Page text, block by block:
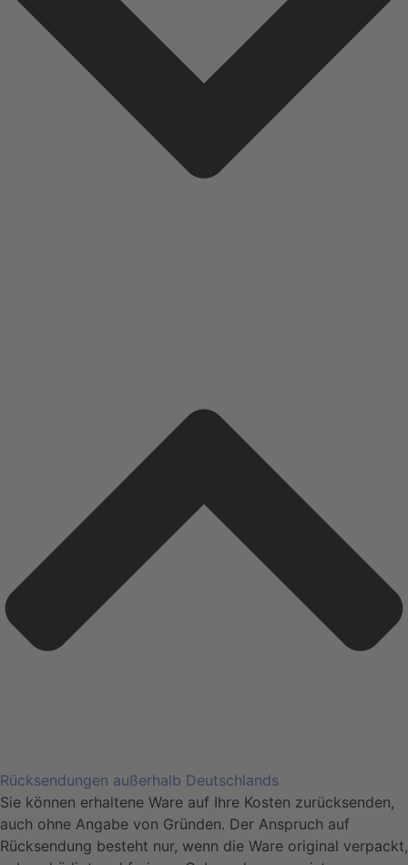
Rücksendungen außerhalb Deutschlands
Sie können erhaltene Ware auf Ihre Kosten zurücksenden,
auch ohne Angabe von Gründen. Der Anspruch auf
Rücksendung besteht nur, wenn die Ware original verpackt,